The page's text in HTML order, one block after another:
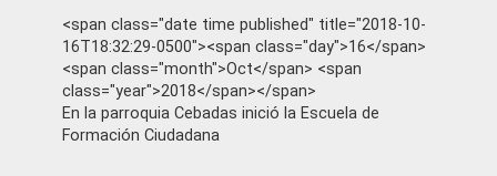
<span class="date time published" title="2018-10-
16T18:32:29-0500"><span class="day">16</span>
<span class="month">Oct</span> <span
class="year">2018</span></span>
En la parroquia Cebadas inició la Escuela de
Formación Ciudadana